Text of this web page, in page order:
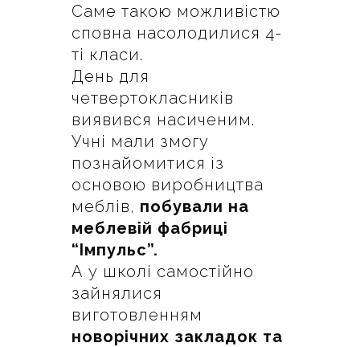
Саме такою можливістю
сповна насолодилися 4-
ті класи.
День для
четвертокласників
виявився насиченим.
Учні мали змогу
познайомитися із
основою виробництва
меблів, побували на
меблевій фабриці
“Імпульс”.
А у школі самостійно
зайнялися
виготовленням
новорічних закладок та